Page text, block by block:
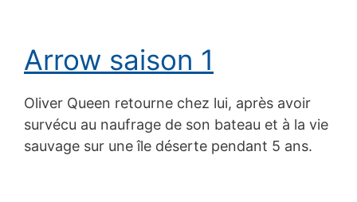
Arrow saison 1
Oliver Queen retourne chez lui, après avoir
survécu au naufrage de son bateau et à la vie
sauvage sur une île déserte pendant 5 ans.